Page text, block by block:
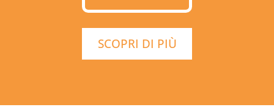
SCOPRI DI PIÙ